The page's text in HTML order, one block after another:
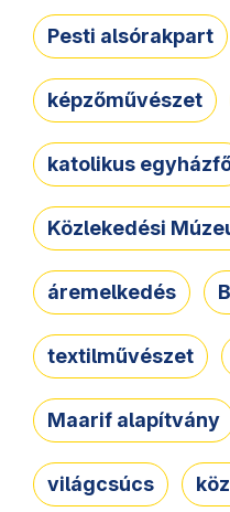
Pesti alsórakpart
képzőművészet
katolikus
Közlekedési
áremelkedés
textilművészet
Maarif alapítvány
világcsúcs